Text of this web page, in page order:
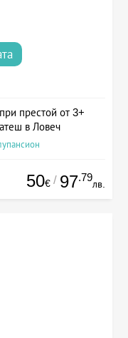
престой от 3+
в Ловеч
50€ / 97.79
лв.